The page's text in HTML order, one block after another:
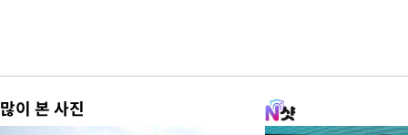
많이 본 사진